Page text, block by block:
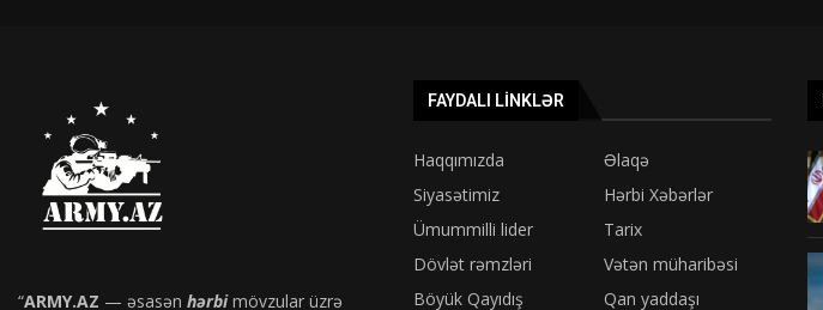
“ARMY.AZ — əsasən hərbimövzular üzrə
FAYDALI LINKLƏR
Haqqımızda
Əlaqə
Siyasətimiz
Hərbi Xəbərlər
Ümummilli lider
Tarix
Dövlət rəmzləri
Vətən müharibəsi
Böyük Qayıdış
Qan yaddaşı